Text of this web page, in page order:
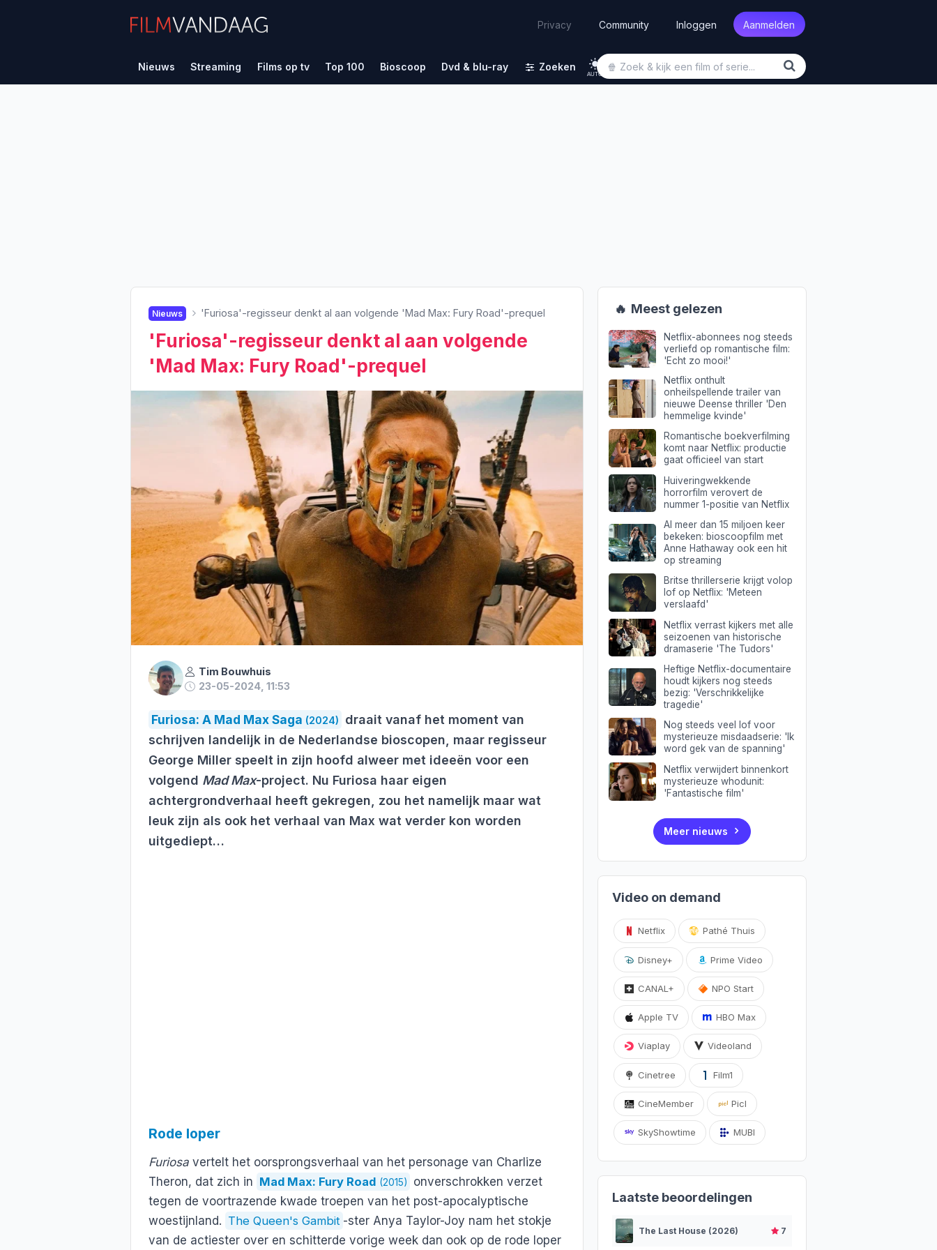
Privacy Community Inloggen Aanmelden
Nieuws Streaming Films op tv Top 100 Bioscoop Dvd & blu-ray Zoeken
AUTO
Nieuws 'Furiosa'-regisseur denkt al aan volgende 'Mad Max: Fury Road'-prequel
'Furiosa'-regisseur denkt al aan volgende
'Mad Max: Fury Road'-prequel
Tim Bouwhuis
23-05-2024, 11:53
Furiosa: A Mad Max Saga (2024)
draait vanaf het moment van
schrijven landelijk in de Nederlandse bioscopen, maar regisseur
George Miller speelt in zijn hoofd alweer met ideeën voor een
volgend Mad Max-project. Nu Furiosa haar eigen
achtergrondverhaal heeft gekregen, zou het namelijk maar wat
leuk zijn als ook het verhaal van Max wat verder kon worden
uitgediept…
Rode loper
Furiosa vertelt het oorsprongsverhaal van het personage van Charlize
Theron, dat zich in Mad Max: Fury Road (2015)
onverschrokken verzet
tegen de voortrazende kwade troepen van het post-apocalyptische
woestijnland. The Queen's Gambit -ster Anya Taylor-Joy nam het stokje
van de actiester over en schitterde vorige week dan ook op de rode loper
🔥 Meest gelezen
Netflix-abonnees nog steeds
verliefd op romantische film:
'Echt zo mooi!'
Netflix onthult
onheilspellende trailer van
nieuwe Deense thriller 'Den
hemmelige kvinde'
Romantische boekverfilming
komt naar Netflix: productie
gaat officieel van start
Huiveringwekkende
horrorfilm verovert de
nummer 1-positie van Netflix
Al meer dan 15 miljoen keer
bekeken: bioscoopfilm met
Anne Hathaway ook een hit
op streaming
Britse thrillerserie krijgt volop
lof op Netflix: 'Meteen
verslaafd'
Netflix verrast kijkers met alle
seizoenen van historische
dramaserie 'The Tudors'
Heftige Netflix-documentaire
houdt kijkers nog steeds
bezig: 'Verschrikkelijke
tragedie'
Nog steeds veel lof voor
mysterieuze misdaadserie: 'Ik
word gek van de spanning'
Netflix verwijdert binnenkort
mysterieuze whodunit:
'Fantastische film'
Meer nieuws
Video on demand
Netflix Pathé Thuis
Disney+ Prime Video
CANAL+ NPO Start
Apple TV HBO Max
Viaplay Videoland
Cinetree Film1
CineMember Picl
SkyShowtime MUBI
Laatste beoordelingen
The Last House (2026) 7